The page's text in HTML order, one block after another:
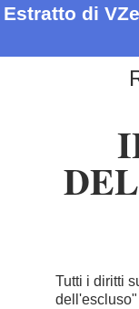
Estratto di
Tutti i diritti